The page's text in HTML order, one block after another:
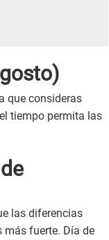
que consideras
tiempo permita las
las diferencias
más fuerte. Día de